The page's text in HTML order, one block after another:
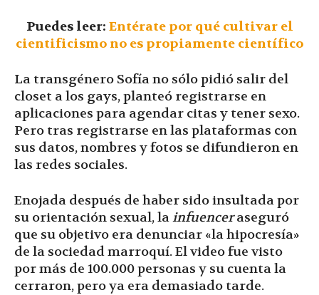
Puedes leer: Entérate por qué cultivar el
cientificismo no es propiamente científico
La transgénero Sofía no sólo pidió salir del
closet a los gays, planteó registrarse en
aplicaciones para agendar citas y tener sexo.
Pero tras registrarse en las plataformas con
sus datos, nombres y fotos se difundieron en
las redes sociales.
Enojada después de haber sido insultada por
su orientación sexual, lainfuenceraseguró
que su objetivo era denunciar «la hipocresía»
de la sociedad marroquí. El video fue visto
por más de 100.000 personas y su cuenta la
cerraron, pero ya era demasiado tarde.